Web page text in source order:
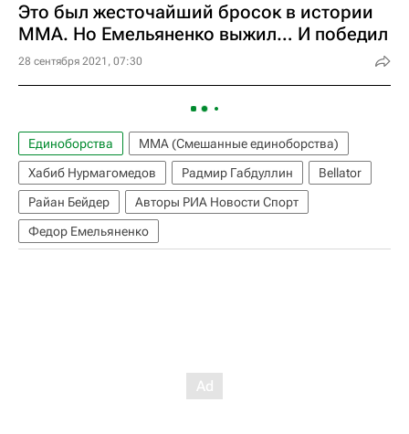
Это был жесточайший бросок в истории
ММА. Но Емельяненко выжил… И победил
28 сентября 2021, 07:30
Единоборства
ММА (Смешанные единоборства)
Хабиб Нурмагомедов
Радмир Габдуллин
Bellator
Райан Бейдер
Авторы РИА Новости Спорт
Федор Емельяненко